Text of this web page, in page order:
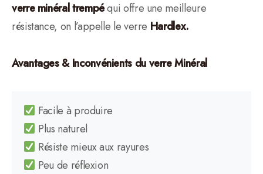
verre minéral trempéqui offre une meilleure
résistance, on l’appelle le verre Hardlex.
Avantages & Inconvénients du verre Minéral
Facile à produire
Plus naturel
Résiste mieux aux rayures
Peu de réflexion